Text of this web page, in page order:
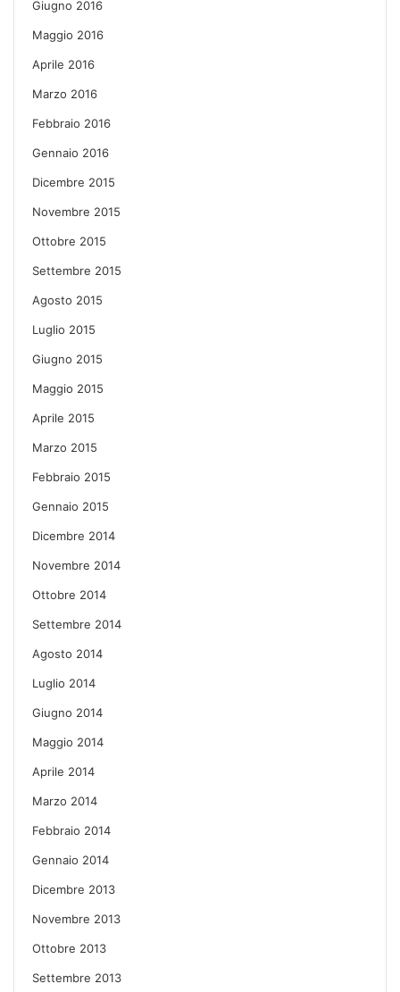
Giugno 2016
Maggio 2016
Aprile 2016
Marzo 2016
Febbraio 2016
Gennaio 2016
Dicembre 2015
Novembre 2015
Ottobre 2015
Settembre 2015
Agosto 2015
Luglio 2015
Giugno 2015
Maggio 2015
Aprile 2015
Marzo 2015
Febbraio 2015
Gennaio 2015
Dicembre 2014
Novembre 2014
Ottobre 2014
Settembre 2014
Agosto 2014
Luglio 2014
Giugno 2014
Maggio 2014
Aprile 2014
Marzo 2014
Febbraio 2014
Gennaio 2014
Dicembre 2013
Novembre 2013
Ottobre 2013
Settembre 2013